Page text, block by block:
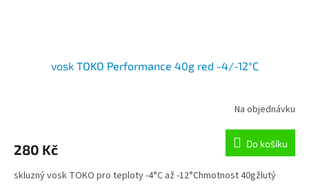
vosk TOKO Performance 40g red -4/-12°C
Na objednávku
280 Kč Do košíku
skluzný vosk TOKO pro teploty -4°C až -12°Chmotnost 40gžlutý